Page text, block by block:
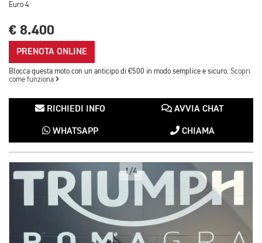
Euro 4
€ 8.400
PRENOTA ONLINE
Blocca questa moto con un anticipo di €500 in modo semplice e sicuro. Scopri
come funziona
RICHIEDI INFO AVVIA CHAT
WHATSAPP CHIAMA
1/4